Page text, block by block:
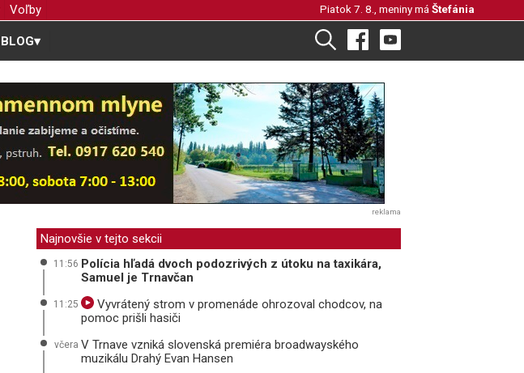
Voľby Piatok 7. 8., meniny má Štefánia
BLOG▾
reklama
Najnovšie v tejto sekcii
11:56 Polícia hľadá dvoch podozrivých z útoku na taxikára,
Samuel je Trnavčan
11:25
Vyvrátený strom v promenáde ohrozoval chodcov, na
pomoc prišli hasiči
včera V Trnave vzniká slovenská premiéra broadwayského
muzikálu Drahý Evan Hansen